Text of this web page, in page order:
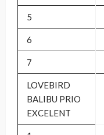
5
6
7
LOVEBIRD
BALIBU PRIO
EXCELENT